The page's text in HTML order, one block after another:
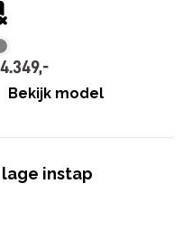
4.349,-
Bekijk model
lage instap